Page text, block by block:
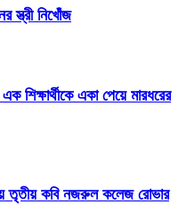
স্ত্রী নিখোঁজ
শিক্ষার্থীকে একা পেয়ে মারধরের
তৃতীয় কবি নজরুল কলেজ রোভার